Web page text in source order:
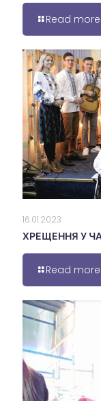
Read more
16.01.2023
ХРЕЩЕННЯ У
Read more